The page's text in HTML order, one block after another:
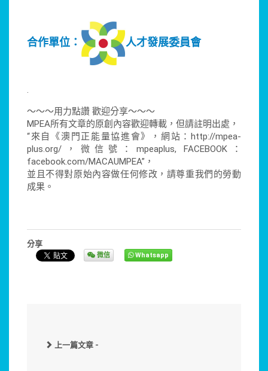
合作單位： 人才發展委員會
.
～～～用力點讚 歡迎分享～～～
MPEA所有文章的原創內容歡迎轉載，但請註明出處，
“來自《澳門正能量協進會》，網站：http://mpea-
plus.org/，微信號：mpeaplus, FACEBOOK：
facebook.com/MACAUMPEA”，
並且不得對原始內容做任何修改，請尊重我們的勞動
成果。
分享
微信 Whatsapp
上一篇文章 -